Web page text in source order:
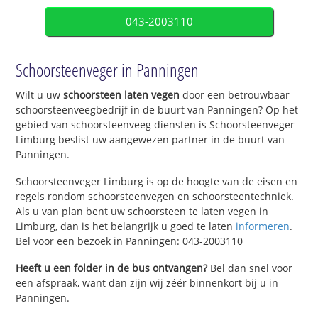
043-2003110
Schoorsteenveger in Panningen
Wilt u uwschoorsteen laten vegen door een betrouwbaar
schoorsteenveegbedrijf in de buurt van Panningen? Op het
gebied van schoorsteenveeg diensten is Schoorsteenveger
Limburg beslist uw aangewezen partner in de buurt van
Panningen.
Schoorsteenveger Limburg is op de hoogte van de eisen en
regels rondom schoorsteenvegen en schoorsteentechniek.
Als u van plan bent uw schoorsteen te laten vegen in
Limburg, dan is het belangrijk u goed te laten informeren.
Bel voor een bezoek in Panningen: 043-2003110
Heeft u een folder in de bus ontvangen?Bel dan snel voor
een afspraak, want dan zijn wij zéér binnenkort bij u in
Panningen.